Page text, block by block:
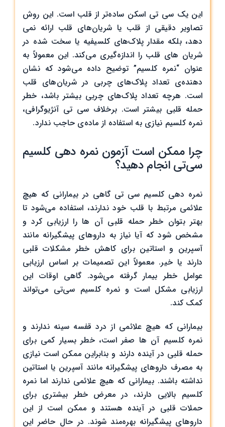
این یک سی تی اسکن ساده‌تر از قلب است. این روش
تصاویر دقیقی از قلب یا شریان‌های قلب ارائه نمی
دهد، بلکه مقدار پلاک‌های کلسیفیه یا سخت شده در
شریان های قلب را اندازه‌گیری می‌کند. این معمولاً به
‌عنوان “نمره کلسیم” توضیح داده می‌شود که نشان
دهنده‌ی تعداد پلاک‌های چربی در شریان‌های قلب
است. هرچه تعداد پلاک‌های چربی بیشتر باشد، خطر
حمله قلبی بیشتر است. برخلاف سی تی آنژیوگرافی،
نمره کلسیم نیازی به استفاده از ماده‌ی حاجب ندارد.
چرا ممکن است آزمون نمره دهی کلسیم
سی‌تی انجام دهید؟
نمره دهی کلسیم سی تی گاهی در بیمارانی که هیچ
علائمی مرتبط با قلب خود ندارند، استفاده می‌شود تا
بهتر بتوان خطر حمله قلبی آن ها را ارزیابی کرد و
مشخص شود که آیا نیاز به داروهای پیشگیرانه مانند
آسپرین و استاتین برای کاهش خطر مشکلات قلبی
دارند یا خیر. معمولاً این تصمیمات بر اساس ارزیابی
عوامل خطر بیمار گرفته می‌شود. گاهی اوقات این
ارزیابی مشکل است و نمره کلسیم سی‌تی می‌تواند
کمک کند.
بیمارانی که هیچ علائمی از درد قفسه سینه ندارند و
نمره کلسیم آن ها صفر است، خطر بسیار کمی برای
حمله قلبی در آینده دارند و بنابراین ممکن است نیازی
به مصرف داروهای پیشگیرانه مانند آسپرین یا استاتین
نداشته باشند. بیمارانی که هیچ علائمی ندارند اما نمره
کلسیم بالایی دارند، در معرض خطر بیشتری برای
حملات قلبی در آینده هستند و ممکن است از این
داروهای پیشگیرانه بهره‌مند شوند. در حال حاضر این